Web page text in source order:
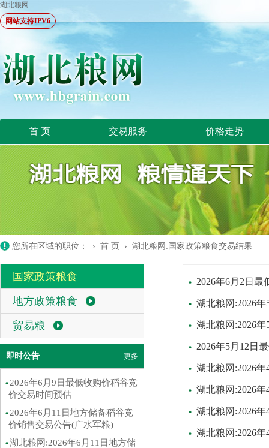
湖北粮网
网站支持IPV6
首 页 交易服务 价格走势
您所在区域的职位： › 首 页 › 湖北粮网:国家政策粮食交易结果
国家政策粮食
地方政策粮食
贸易粮
即时公告 更多
2026年6月9日最低收购价稻谷竞
价交易时间预估
2026年6月11日地方储备稻谷竞
价销售交易公告(广水军粮)
湖北粮网:2026年6月11日地方储
2026年6月2日
湖北粮网:2026
湖北粮网:2026
2026年5月12日
湖北粮网:2026
湖北粮网:2026
湖北粮网:2026
湖北粮网:2026